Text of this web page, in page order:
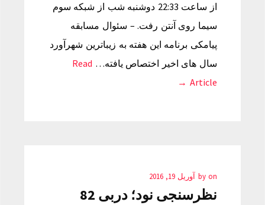
از ساعت 22:33 دوشنبه شب از شبکه سوم
سیما روی آنتن رفت. – سئوال مسابقه
پیامکی برنامه این هفته به زیباترین شهرآورد
سال های اخیر اختصاص یافته… Read
Article →
by on آوریل 19, 2016
نظرسنجی نود؛ دربی 82